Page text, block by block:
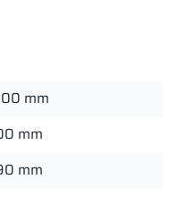
mm
mm
mm